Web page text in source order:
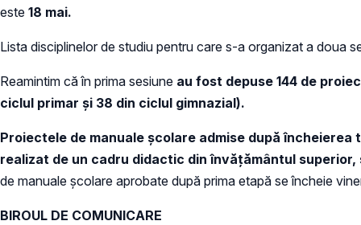
este 18 mai.
Lista disciplinelor de studiu pentru care s-a organizat a doua
Reamintim că în prima sesiune au fost depuse 144 de
ciclul primar și 38 din ciclul gimnazial).
Proiectele de manuale școlare admise după
realizat de un cadru didactic din învățământul
de manuale școlare aprobate după prima etapă se încheie
BIROUL DE COMUNICARE